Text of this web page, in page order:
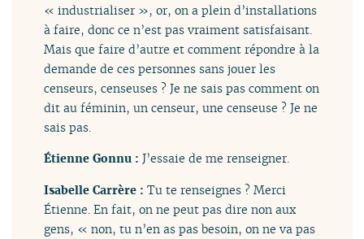
« industrialiser », or, on a plein d’installations
à faire, donc ce n’est pas vraiment satisfaisant.
Mais que faire d’autre et comment répondre à la
demande de ces personnes sans jouer les
censeurs, censeuses ? Je ne sais pas comment on
dit au féminin, un censeur, une censeuse ? Je ne
sais pas.
Étienne Gonnu :J’essaie de me renseigner.
Isabelle Carrère :Tu te renseignes ? Merci
Étienne. En fait, on ne peut pas dire non aux
gens, « non, tu n’en as pas besoin, on ne va pas